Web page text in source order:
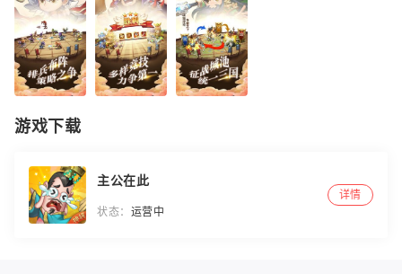
游戏下载
主公在此
状态： 运营中
详情